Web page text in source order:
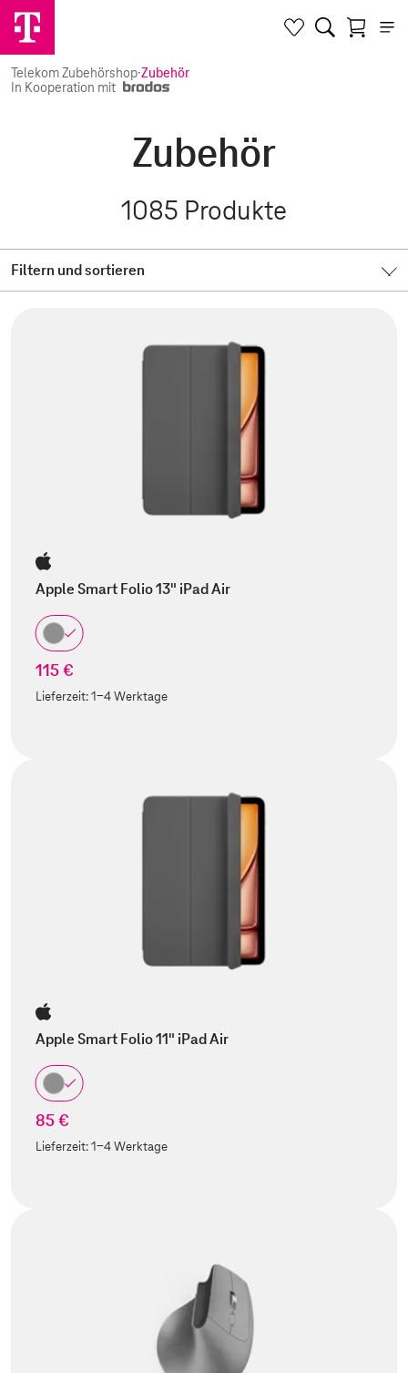
Telekom Zubehörshop·Zubehör
In Kooperation mit
Zubehör
1085 Produkte
Filtern und sortieren
Apple Smart Folio 13" iPad Air
115 €
Lieferzeit:1-4 Werktage
Apple Smart Folio 11" iPad Air
85 €
Lieferzeit:1-4 Werktage